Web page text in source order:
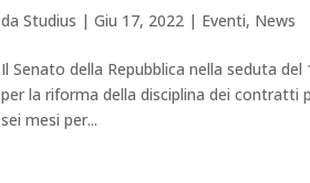
daStudius |Giu 17, 2022 | Eventi, News
Il Senato della Repubblica nella seduta
per la riforma della disciplina dei contratti
sei mesi per...